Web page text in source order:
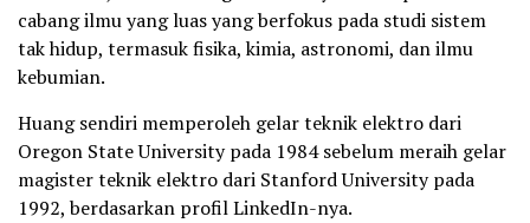
cabang ilmu yang luas yang berfokus pada studi sistem
tak hidup, termasuk fisika, kimia, astronomi, dan ilmu
kebumian.
Huang sendiri memperoleh gelar teknik elektro dari
Oregon State University pada 1984 sebelum meraih gelar
magister teknik elektro dari Stanford University pada
1992, berdasarkan profil LinkedIn-nya.